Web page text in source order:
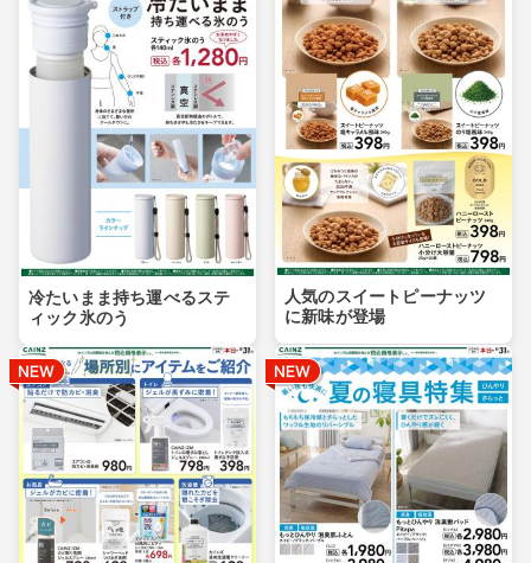
冷たいまま持ち運べるステ
ィック氷のう
人気のスイートピーナッツ
に新味が登場